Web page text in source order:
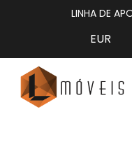
LINHA DE